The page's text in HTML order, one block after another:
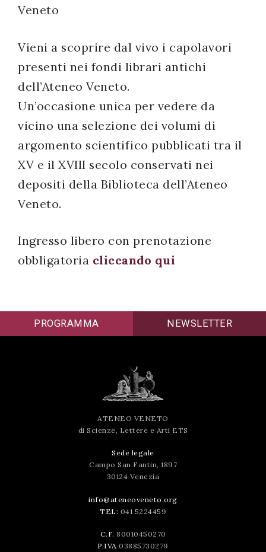
Veneto
Vieni a scoprire dal vivo i capolavori
presenti nei fondi librari antichi
dell’Ateneo Veneto.
Un’occasione unica per vedere da
vicino una selezione dei volumi di
argomento scientifico pubblicati tra il
XV e il XVIII secolo conservati nei
depositi della Biblioteca dell’Ateneo
Veneto.
Ingresso libero con prenotazione
obbligatoria cliccando qui
PROGRAMMA NEWSLETTER
ATENEO VENETO
di Scienze, Lettere e Arti ETS
Sede legale
Campo San Fantin, 1897
30124 Venezia
info@ateneoveneto.org
TEL: 041 5224459
C.F. 80010450270
P.IVA 03885730279